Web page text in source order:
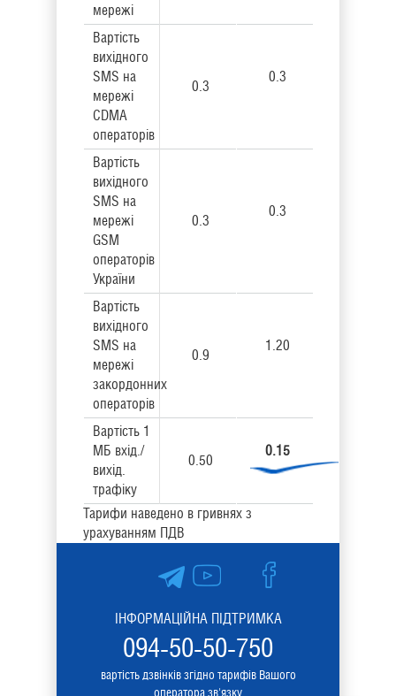
мережі
Вартість
вихідного
SMS на
мережі
CDMA
операторів
0.3
0.3
Вартість
вихідного
SMS на
мережі
GSM
операторів
України
0.3
0.3
Вартість
вихідного
SMS на
мережі
закордонних
операторів
0.9
1.20
Вартість 1
МБ вхід./
вихід.
трафіку
0.50
0.15
Тарифи наведено в гривнях з
урахуванням ПДВ
ІНФОРМАЦІЙНА ПІДТРИМКА
094-50-50-750
вартість дзвінків згідно тарифів Вашого
оператора зв'язку